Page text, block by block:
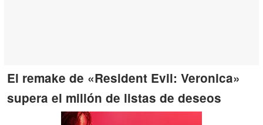
El remake de «Resident Evil: Veronica»
supera el millón de listas de deseos